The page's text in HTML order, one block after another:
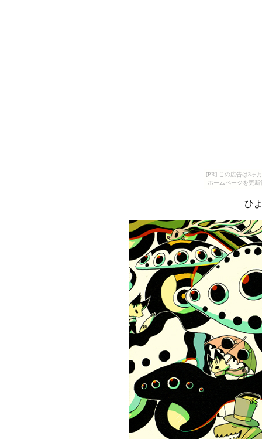
[PR] この広告は3ヶ
ホームページを更
ひ